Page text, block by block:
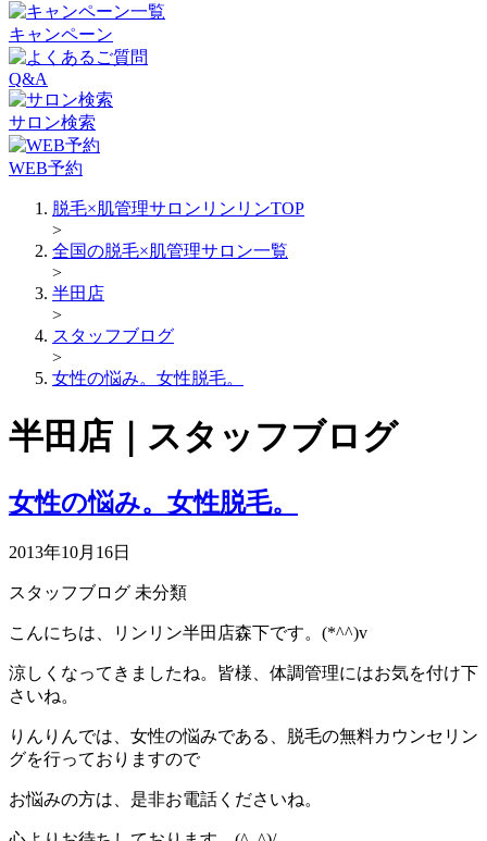
キャンペーン
Q&A
サロン検索
WEB予約
脱毛×肌管理サロンリンリンTOP
>
全国の脱毛×肌管理サロン一覧
>
半田店
>
スタッフブログ
>
女性の悩み。女性脱毛。
半田店｜スタッフブログ
女性の悩み。女性脱毛。
2013年10月16日
スタッフブログ 未分類
こんにちは、リンリン半田店森下です。(*^^)v
涼しくなってきましたね。皆様、体調管理にはお気を付け下
さいね。
りんりんでは、女性の悩みである、脱毛の無料カウンセリン
グを行っておりますので
お悩みの方は、是非お電話くださいね。